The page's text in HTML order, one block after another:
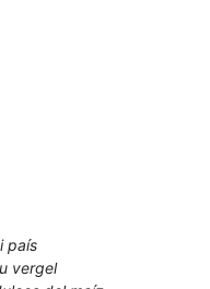
en mi país
en su vergel